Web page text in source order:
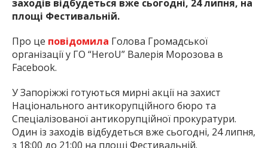
заходів відбудеться вже сьогодні, 24 липня, на
площі Фестивальній.
Про це повідомила Голова Громадської
організації у ГО “HeroU” Валерія Морозова в
Facebook.
У Запоріжжі готуються мирні акції на захист
Національного антикорупційного бюро та
Спеціалізованої антикорупційної прокуратури.
Один із заходів відбудеться вже сьогодні, 24 липня,
з 18:00 до 21:00 на площі Фестивальній.